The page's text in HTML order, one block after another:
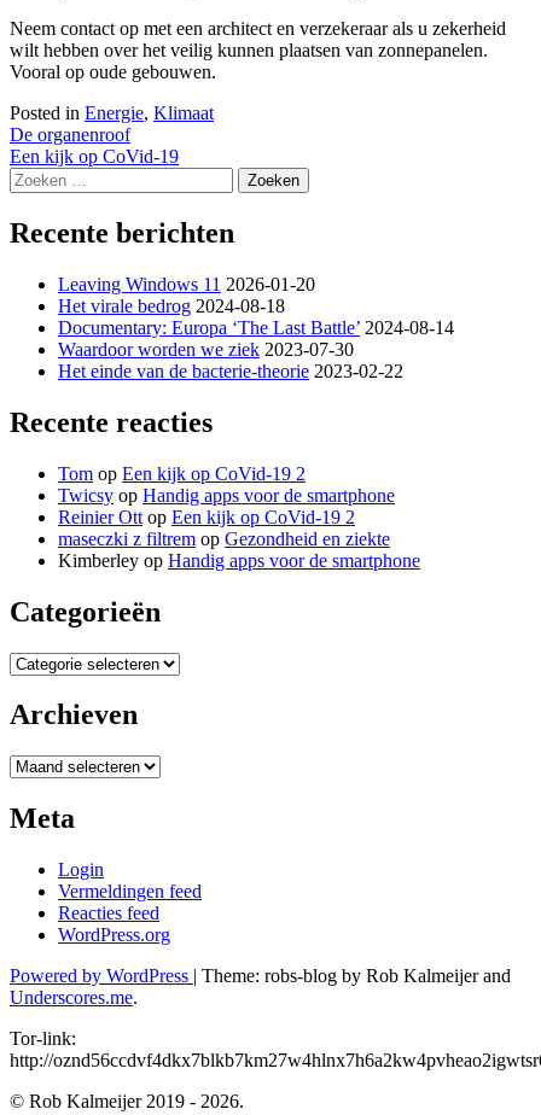
Neem contact op met een architect en verzekeraar als u zekerheid
wilt hebben over het veilig kunnen plaatsen van zonnepanelen.
Vooral op oude gebouwen.
Posted in Energie, Klimaat
Bericht
navigatie
De organenroof
Een kijk op CoVid-19
Zoeken
naar:
Recente berichten
Leaving Windows 11 2026-01-20
Het virale bedrog 2024-08-18
Documentary: Europa ‘The Last Battle’ 2024-08-14
Waardoor worden we ziek 2023-07-30
Het einde van de bacterie-theorie 2023-02-22
Recente reacties
Tom op Een kijk op CoVid-19 2
Twicsy op Handig apps voor de smartphone
Reinier Ott op Een kijk op CoVid-19 2
maseczki z filtrem op Gezondheid en ziekte
Kimberley op Handig apps voor de smartphone
Categorieën
Categorieën
Archieven
Archieven
Meta
Login
Vermeldingen feed
Reacties feed
WordPress.org
Powered by WordPress | Theme: robs-blog by Rob Kalmeijer and
Underscores.me.
Tor-link:
http://
© Rob Kalmeijer 2019 - 2026.